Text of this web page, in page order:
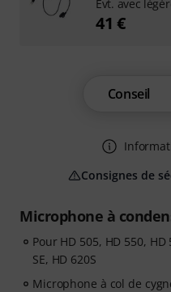
Microphone à
Pour HD 505, HD 550, HD
SE, HD 620S
Microphone à col de
Conseil
Consignes de
Evt. avec
41 €